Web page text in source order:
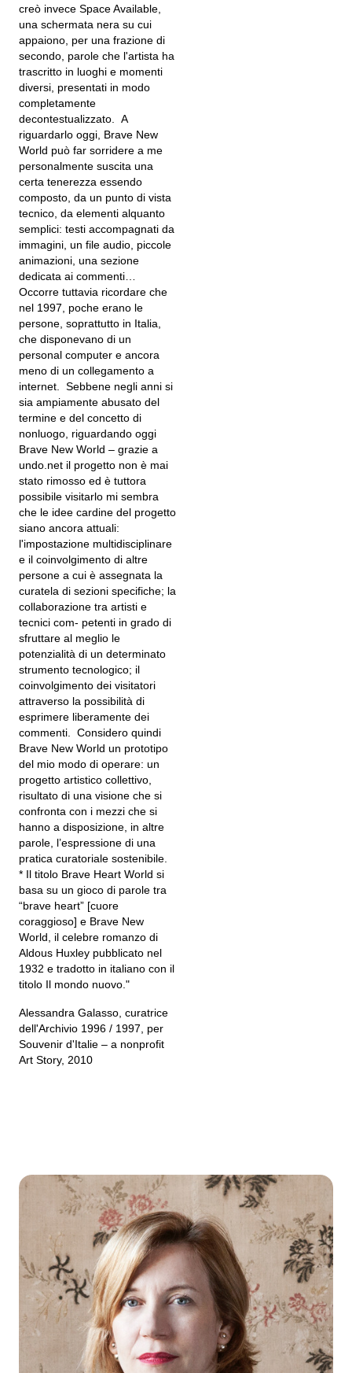
creò invece Space Available,
una schermata nera su cui
appaiono, per una frazione di
secondo, parole che l'artista ha
trascritto in luoghi e momenti
diversi, presentati in modo
completamente
decontestualizzato. A
riguardarlo oggi, Brave New
World può far sorridere a me
personalmente suscita una
certa tenerezza essendo
composto, da un punto di vista
tecnico, da elementi alquanto
semplici: testi accompagnati da
immagini, un file audio, piccole
animazioni, una sezione
dedicata ai commenti…
Occorre tuttavia ricordare che
nel 1997, poche erano le
persone, soprattutto in Italia,
che disponevano di un
personal computer e ancora
meno di un collegamento a
internet. Sebbene negli anni si
sia ampiamente abusato del
termine e del concetto di
nonluogo, riguardando oggi
Brave New World – grazie a
undo.net il progetto non è mai
stato rimosso ed è tuttora
possibile visitarlo mi sembra
che le idee cardine del progetto
siano ancora attuali:
l'impostazione multidisciplinare
e il coinvolgimento di altre
persone a cui è assegnata la
curatela di sezioni specifiche; la
collaborazione tra artisti e
tecnici com- petenti in grado di
sfruttare al meglio le
potenzialità di un determinato
strumento tecnologico; il
coinvolgimento dei visitatori
attraverso la possibilità di
esprimere liberamente dei
commenti. Considero quindi
Brave New World un prototipo
del mio modo di operare: un
progetto artistico collettivo,
risultato di una visione che si
confronta con i mezzi che si
hanno a disposizione, in altre
parole, l’espressione di una
pratica curatoriale sostenibile.
* Il titolo Brave Heart World si
basa su un gioco di parole tra
“brave heart” [cuore
coraggioso] e Brave New
World, il celebre romanzo di
Aldous Huxley pubblicato nel
1932 e tradotto in italiano con il
titolo Il mondo nuovo."
Alessandra Galasso, curatrice
dell'Archivio 1996 / 1997, per
Souvenir d'Italie – a nonprofit
Art Story, 2010